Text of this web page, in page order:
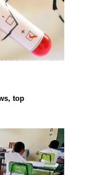
,top